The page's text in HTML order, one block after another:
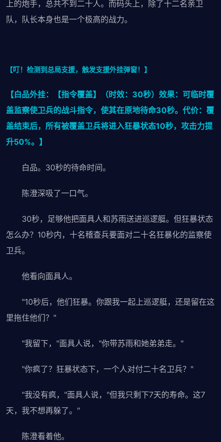
上的炮手，总共不到二十人。而码头上，除了十二名亲卫
队，队长本身也是一个极高的战力。
【叮！检测到总局支援，触发支援外挂弹窗！】
【白品外挂：【指令覆盖】（时效：30秒）效果：可临时覆
盖监察使卫兵的战斗指令，使其在原地待命30秒。代价：覆
盖结束后，所有被覆盖卫兵将进入狂暴状态10秒，攻击力提
升50%。】
白品。30秒的待命时间。
陈澄深吸了一口气。
30秒，足够他把面具人和苏雨送进巡逻艇。但狂暴状态
怎么办？10秒内，十名稽查兵要面对二十名狂暴化的监察使
卫兵。
他看向面具人。
"10秒后，他们狂暴。你跟我一起上巡逻艇，还是留在这
里拖住他们？"
"我留下，"面具人说，"你带苏雨和她弟弟走。"
"你疯了？狂暴状态下，一个人对付二十名卫兵？"
"我没有疯，"面具人说，"但我只剩下7天的寿命。这7
天，我不想再躲了。"
陈澄看着他。